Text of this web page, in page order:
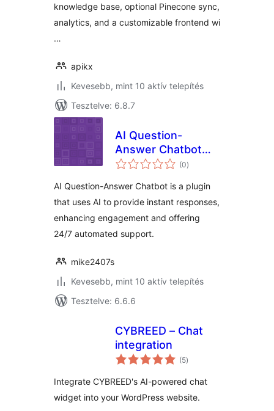
knowledge base, optional Pinecone sync,
analytics, and a customizable frontend wi
…
apikx
Kevesebb, mint 10 aktív telepítés
Tesztelve: 6.8.7
AI Question-
Answer Chatbot
from Camhdk
(0értékelés
összesen
)
AI Question-Answer Chatbot is a plugin
that uses AI to provide instant responses,
enhancing engagement and offering
24/7 automated support.
mike2407s
Kevesebb, mint 10 aktív telepítés
Tesztelve: 6.6.6
CYBREED – Chat
integration
(5értékelés
összesen
)
Integrate CYBREED's AI-powered chat
widget into your WordPress website.